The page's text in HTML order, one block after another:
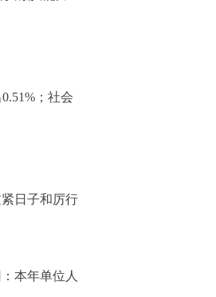
；社会
日子和厉行
本年单位人